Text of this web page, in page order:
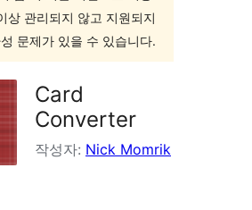
상 관리되지 않고 지원되지
문제가 있을 수 있습니다.
Card
Converter
작성자: Nick Momrik